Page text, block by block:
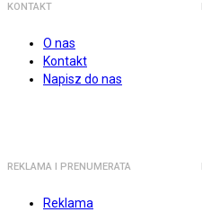
KONTAKT
O nas
Kontakt
Napisz do nas
REKLAMA I PRENUMERATA
Reklama